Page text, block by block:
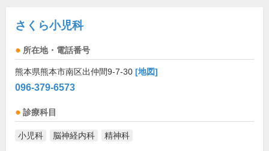
さくら小児科
所在地・電話番号
熊本県熊本市南区出仲間9-7-30 [地図]
096-379-6573
診療科目
小児科 脳神経内科 精神科